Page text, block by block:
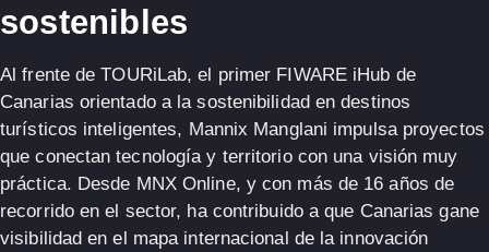
sostenibles
Al frente deTOURiLab, el primer FIWARE iHub de
Canarias orientado a la sostenibilidad endestinos
turísticos inteligentes, Mannix Manglani impulsa proyectos
que conectan tecnología y territorio con una visión muy
práctica. Desde MNX Online, y con más de 16 años de
recorrido en el sector, ha contribuido a que Canarias gane
visibilidad en el mapa internacional de la innovación